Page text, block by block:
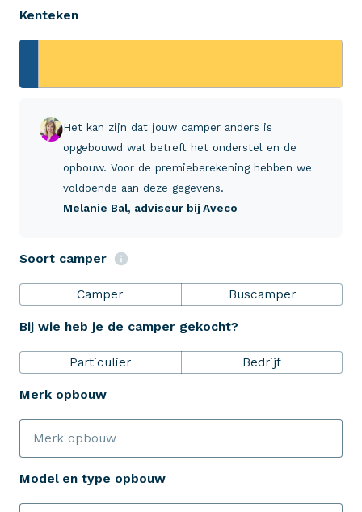
Kenteken
Het kan zijn dat jouw camper anders is
opgebouwd wat betreft het onderstel en de
opbouw. Voor de premieberekening hebben we
voldoende aan deze gegevens.
Melanie Bal, adviseur bij Aveco
Soort camper
Camper Buscamper
Bij wie heb je de camper gekocht?
Particulier Bedrijf
Merk opbouw
Model en type opbouw
+31 (0)523 - 20 80 30
Verzekeringen
ZekerheidsPakket
Over Aveco
Bereken je premie
Schade melden